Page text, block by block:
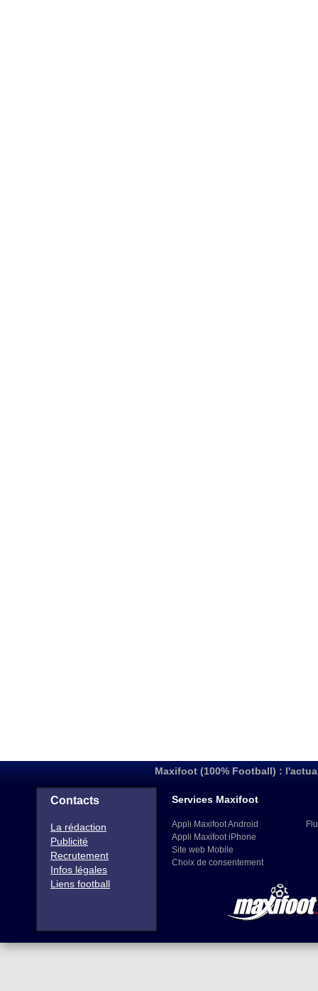
Maxifoot (100% Football) :
Contacts
La rédaction
Publicité
Recrutement
Infos légales
Liens football
Services Maxifoot
Appli Maxifoot Android
Appli Maxifoot iPhone
Site web Mobile
Choix de consentement